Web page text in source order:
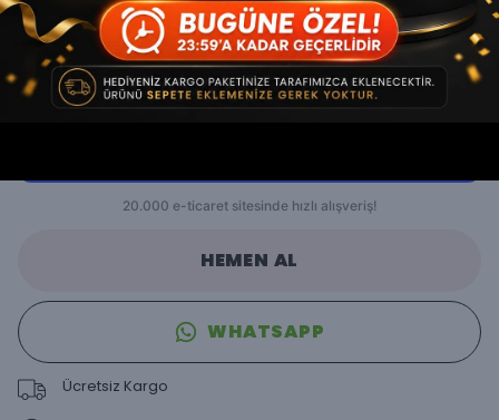
SEPETE EKLE
HEMEN AL
WHATSAPP
Ücretsiz Kargo